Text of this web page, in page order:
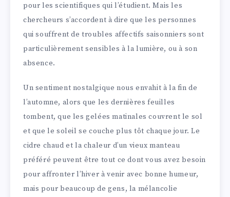
pour les scientifiques qui l’étudient. Mais les
chercheurs s’accordent à dire que les personnes
qui souffrent de troubles affectifs saisonniers sont
particulièrement sensibles à la lumière, ou à son
absence.
Un sentiment nostalgique nous envahit à la fin de
l’automne, alors que les dernières feuilles
tombent, que les gelées matinales couvrent le sol
et que le soleil se couche plus tôt chaque jour. Le
cidre chaud et la chaleur d’un vieux manteau
préféré peuvent être tout ce dont vous avez besoin
pour affronter l’hiver à venir avec bonne humeur,
mais pour beaucoup de gens, la mélancolie